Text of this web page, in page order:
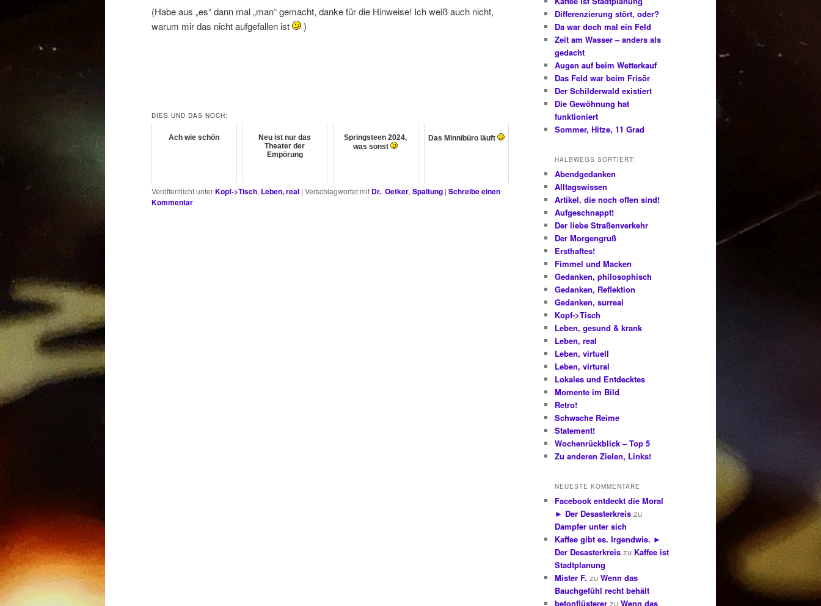
(Habe aus „es“ dann mal „man“ gemacht, danke für die Hinweise! Ich weiß auch nicht,
warum mir das nicht aufgefallen ist
)
DIES UND DAS NOCH:
Ach wie schön
Neu ist nur das
Theater der
Empörung
Springsteen 2024,
was sonst
Das Minnibüro läuft
Veröffentlicht unterKopf->Tisch, Leben, real | Verschlagwortet mit Dr., Oetker, Spaltung | Schreibe einen
Kommentar
Differenzierung stört, oder?
Da war doch mal ein Feld
Zeit am Wasser – anders als
gedacht
Augen auf beim Wetterkauf
Das Feld war beim Frisör
Der Schilderwald existiert
Die Gewöhnung hat
funktioniert
Sommer, Hitze, 11 Grad
HALBWEGS SORTIERT:
Abendgedanken
Alltagswissen
Artikel, die noch offen sind!
Aufgeschnappt!
Der liebe Straßenverkehr
Der Morgengruß
Ersthaftes!
Fimmel und Macken
Gedanken, philosophisch
Gedanken, Reflektion
Gedanken, surreal
Kopf->Tisch
Leben, gesund & krank
Leben, real
Leben, virtuell
Leben, virtural
Lokales und Entdecktes
Momente im Bild
Retro!
Schwache Reime
Statement!
Wochenrückblick – Top 5
Zu anderen Zielen, Links!
NEUESTE KOMMENTARE
Facebook entdeckt die Moral
► Der Desasterkreis zu
Dampfer unter sich
Kaffee gibt es. Irgendwie. ►
Der Desasterkreis zu Kaffee ist
Stadtplanung
Mister F. zu Wenn das
Bauchgefühl recht behält
betonflüsterer zu Wenn das